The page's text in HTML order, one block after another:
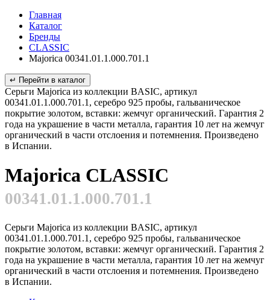
Главная
Каталог
Бренды
CLASSIC
Majorica 00341.01.1.000.701.1
↵ Перейти в каталог
Серьги Majorica из коллекции BASIC, артикул
00341.01.1.000.701.1, серебро 925 пробы, гальваническое
покрытие золотом, вставки: жемчуг органический. Гарантия 2
года на украшение в части металла, гарантия 10 лет на жемчуг
органический в части отслоения и потемнения. Произведено
в Испании.
Majorica CLASSIC
00341.01.1.000.701.1
Серьги Majorica из коллекции BASIC, артикул
00341.01.1.000.701.1, серебро 925 пробы, гальваническое
покрытие золотом, вставки: жемчуг органический. Гарантия 2
года на украшение в части металла, гарантия 10 лет на жемчуг
органический в части отслоения и потемнения. Произведено
в Испании.